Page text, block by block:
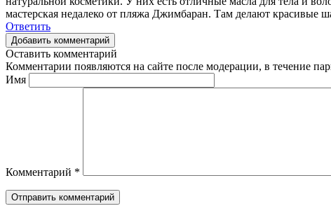
мастерская недалеко от пляжа Джимбаран. Там делают красивые
Ответить
Добавить комментарий
Оставить комментарий
Комментарии появляются на сайте после модерации, в течение
Имя
Комментарий *